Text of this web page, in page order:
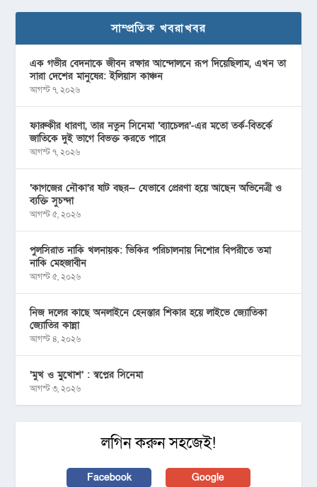
সাম্প্রতিক খবরাখবর
এক গভীর বেদনাকে জীবন রক্ষার আন্দোলনে রূপ দিয়েছিলাম, এখন তা
সারা দেশের মানুষের: ইলিয়াস কাঞ্চন
আগস্ট ৭, ২০২৬
ফারুকীর ধারণা, তার নতুন সিনেমা ‘ব্যাচেলর’-এর মতো তর্ক-বিতর্কে
জাতিকে দুই ভাগে বিভক্ত করতে পারে
আগস্ট ৭, ২০২৬
‘কাগজের নৌকা’র ষাট বছর— যেভাবে প্রেরণা হয়ে আছেন অভিনেত্রী ও
ব্যক্তি সুচন্দা
আগস্ট ৫, ২০২৬
পুলসিরাত নাকি খলনায়ক: ভিকির পরিচালনায় নিশোর বিপরীতে তমা
নাকি মেহজাবীন
আগস্ট ৫, ২০২৬
নিজ দলের কাছে অনলাইনে হেনস্তার শিকার হয়ে লাইভে জ্যোতিকা
জ্যোতির কান্না
আগস্ট ৪, ২০২৬
‘মুখ ও মু্খোশ’ : স্বপ্নের সিনেমা
আগস্ট ৩, ২০২৬
লগিন করুন সহজেই!
Facebook Google